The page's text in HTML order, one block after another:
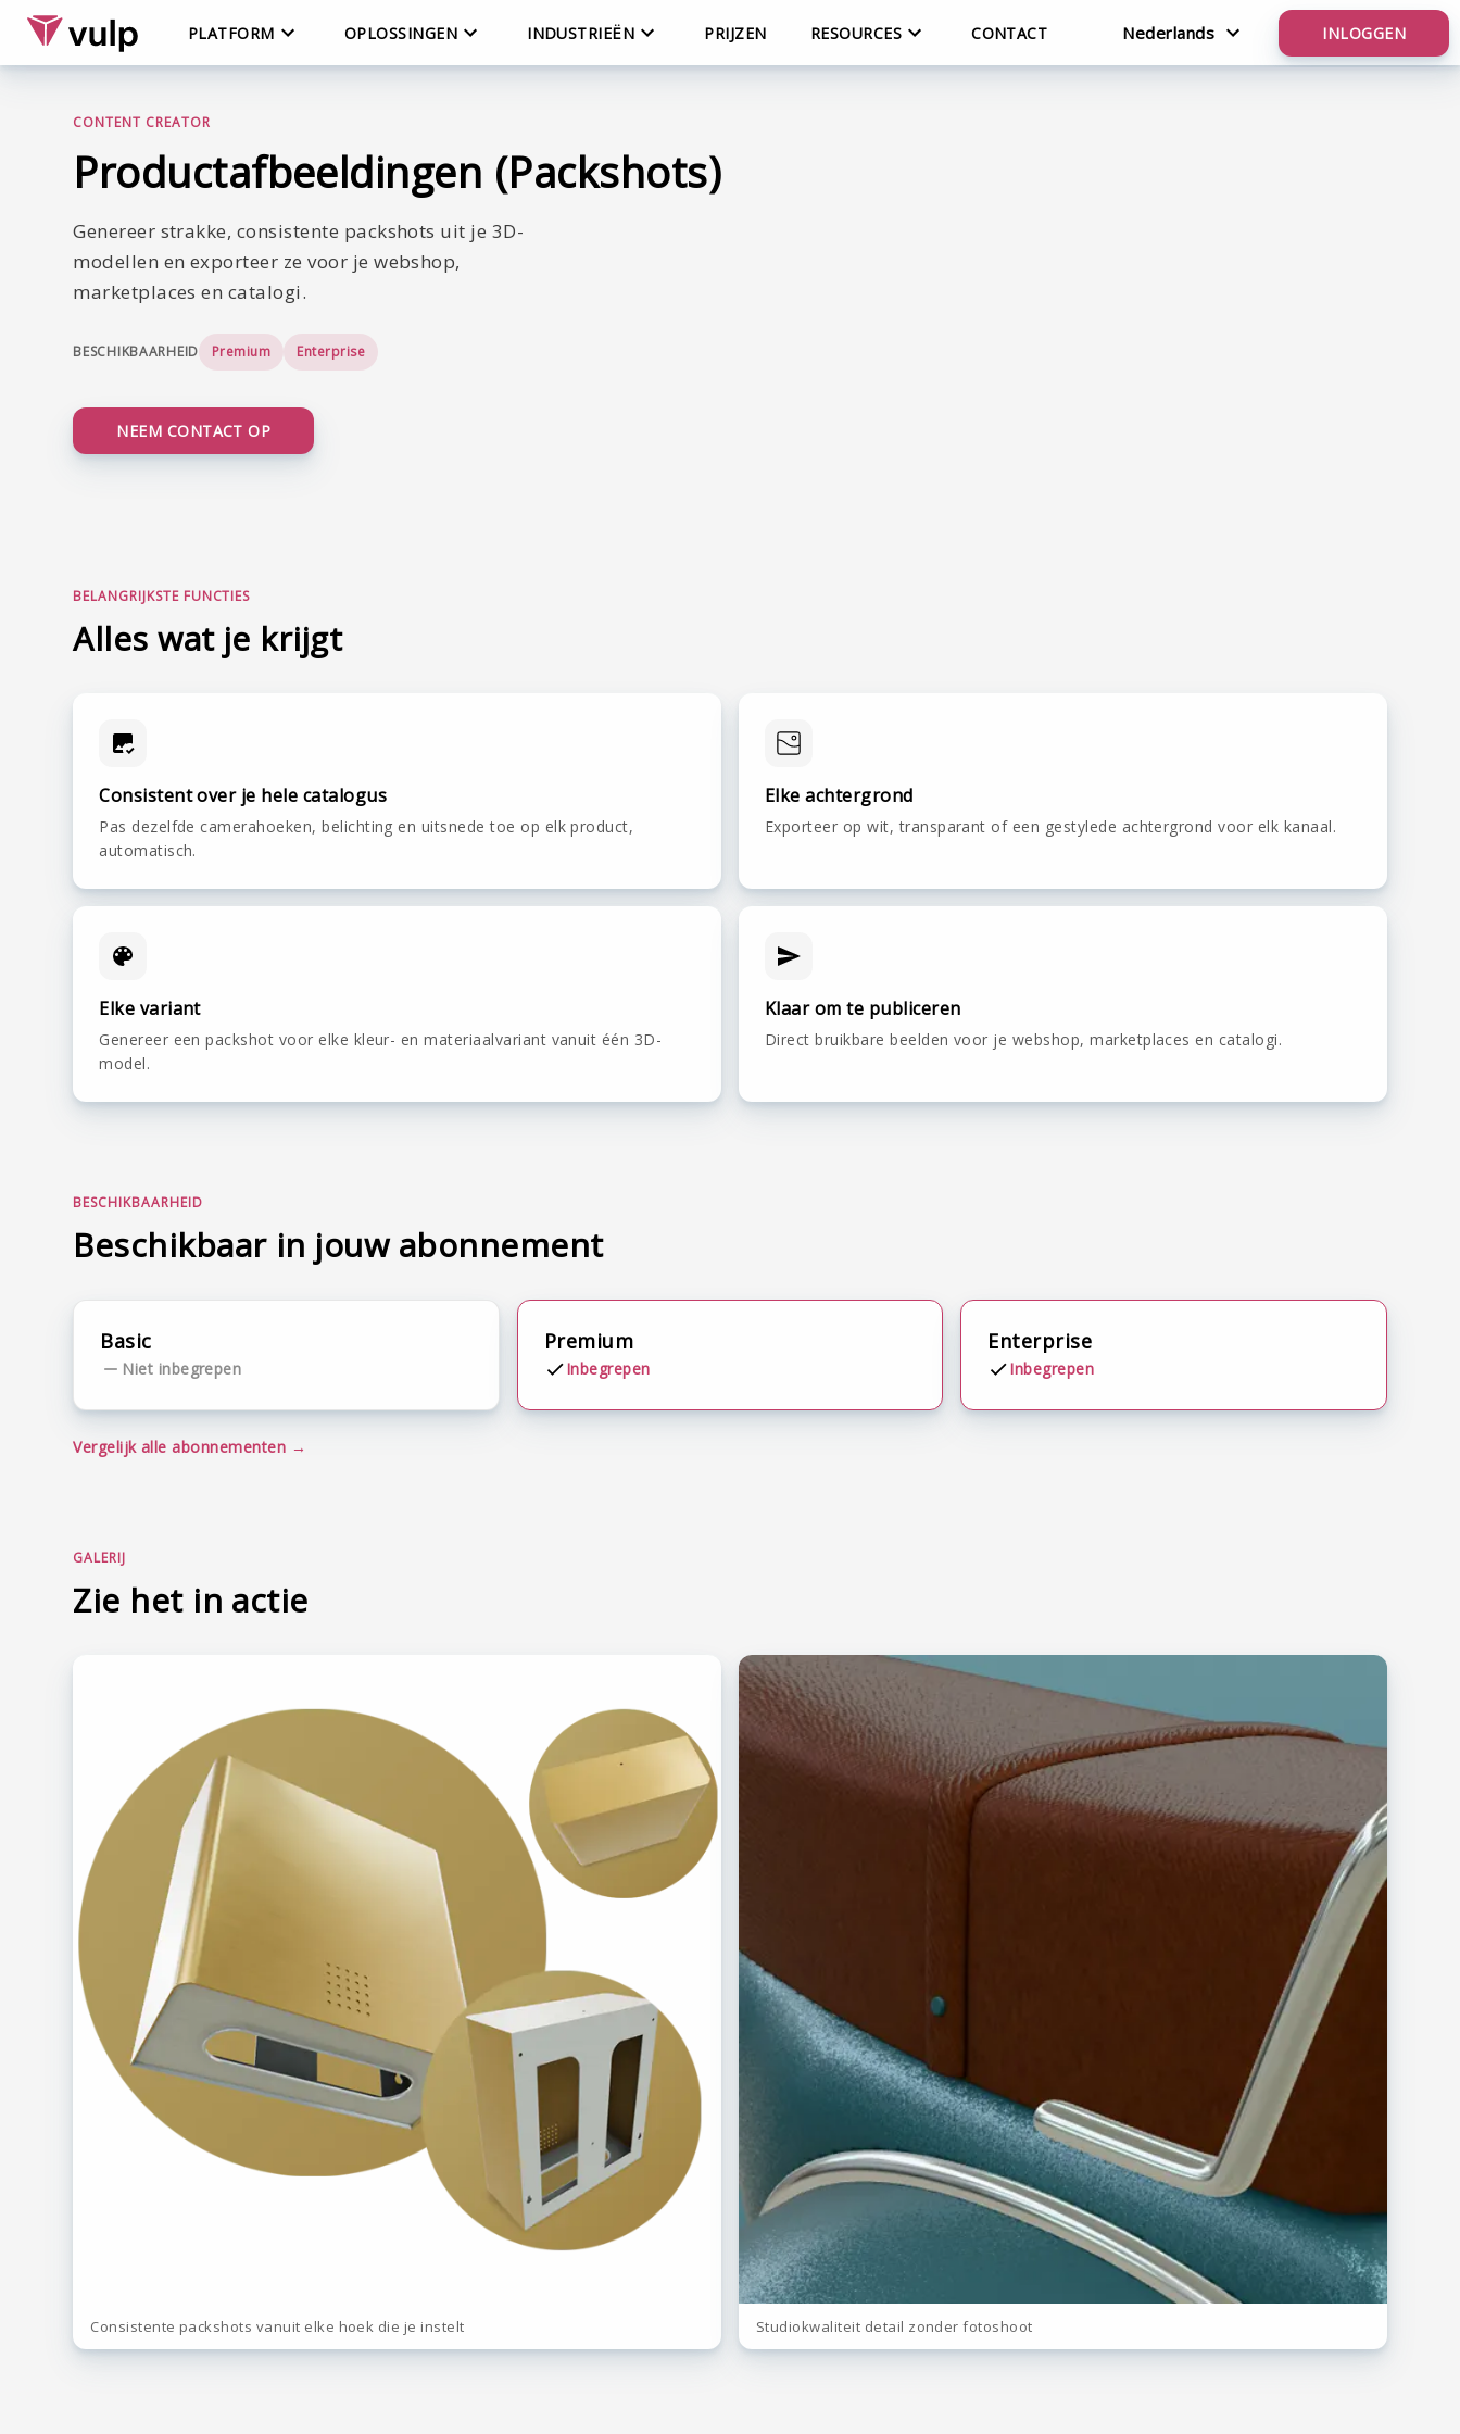
PLATFORM OPLOSSINGEN INDUSTRIEËN PRIJZEN RESOURCES CONTACT Nederlands INLOGGEN
CONTENT CREATOR
Productafbeeldingen (Packshots)
Genereer strakke, consistente packshots uit je 3D-
modellen en exporteer ze voor je webshop,
marketplaces en catalogi.
BESCHIKBAARHEID Premium Enterprise
NEEM CONTACT OP
BELANGRIJKSTE FUNCTIES
Alles wat je krijgt
Consistent over je hele catalogus
Pas dezelfde camerahoeken, belichting en uitsnede toe op elk product,
automatisch.
Elke achtergrond
Exporteer op wit, transparant of een gestylede achtergrond voor elk kanaal.
Elke variant
Genereer een packshot voor elke kleur- en materiaalvariant vanuit één 3D-
model.
Klaar om te publiceren
Direct bruikbare beelden voor je webshop, marketplaces en catalogi.
BESCHIKBAARHEID
Beschikbaar in jouw abonnement
Basic
Niet inbegrepen
Premium
Inbegrepen
Enterprise
Inbegrepen
Vergelijk alle abonnementen
GALERIJ
Zie het in actie
Consistente packshots vanuit elke hoek die je instelt Studiokwaliteit detail zonder fotoshoot